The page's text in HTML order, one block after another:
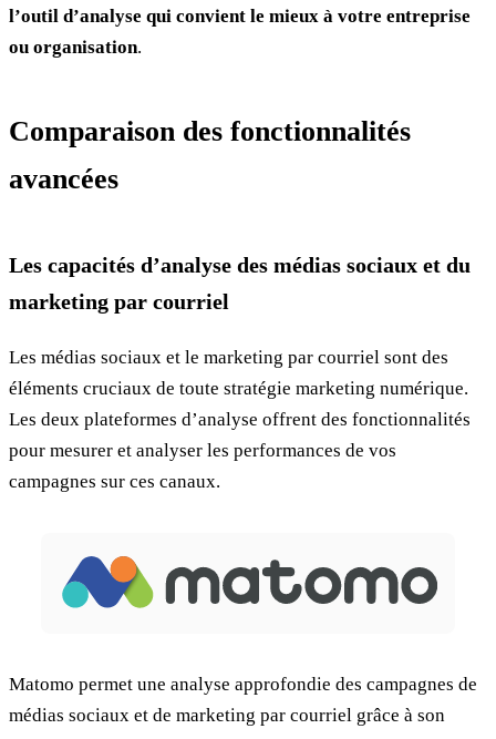
l’outil d’analyse qui convient le mieux à votre entreprise
ou organisation.
Comparaison des fonctionnalités
avancées
Les capacités d’analyse des médias sociaux et du
marketing par courriel
Les médias sociaux et le marketing par courriel sont des
éléments cruciaux de toute stratégie marketing numérique.
Les deux plateformes d’analyse offrent des fonctionnalités
pour mesurer et analyser les performances de vos
campagnes sur ces canaux.
Matomo permet une analyse approfondie des campagnes de
médias sociaux et de marketing par courriel grâce à son